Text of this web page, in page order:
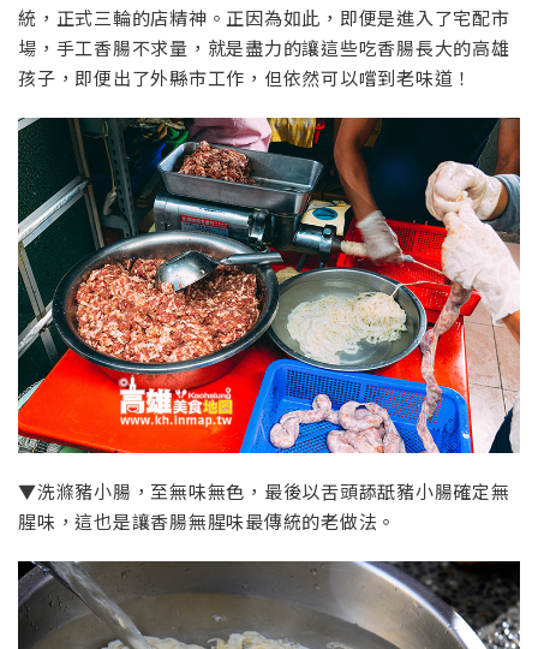
統，正式三輪的店精神。正因為如此，即便是進入了宅配市
場，手工香腸不求量，就是盡力的讓這些吃香腸長大的高雄
孩子，即便出了外縣市工作，但依然可以嚐到老味道！
▼洗滌豬小腸，至無味無色，最後以舌頭舔舐豬小腸確定無
腥味，這也是讓香腸無腥味最傳統的老做法。